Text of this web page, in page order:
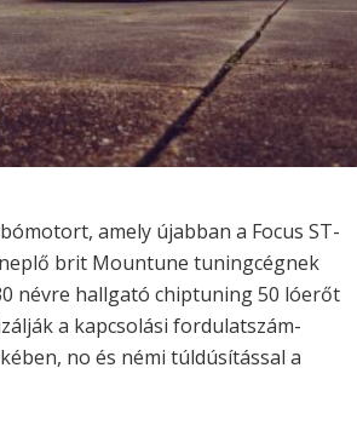
amely újabban a Focus ST-
brit Mountune tuningcégnek
névre hallgató chiptuning 50 lóerőt
a kapcsolási fordulatszám-
no és némi túldúsítással a